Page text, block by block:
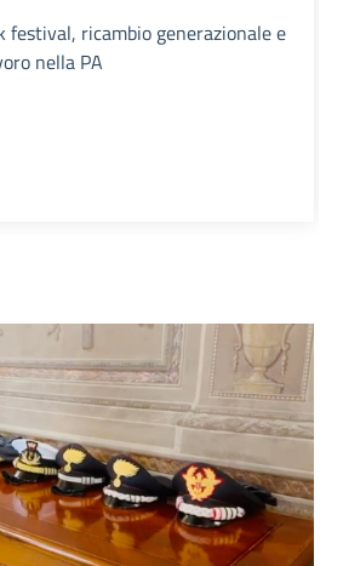
festival, ricambio generazionale e
nella PA